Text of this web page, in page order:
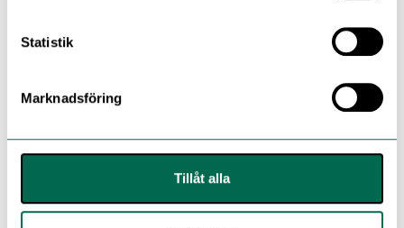
Statistik
Marknadsföring
Tillåt alla
Y 507 Helios